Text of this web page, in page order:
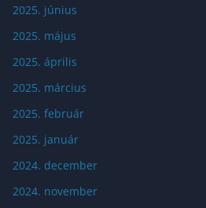
2025. június
2025. május
2025. április
2025. március
2025. február
2025. január
2024. december
2024. november